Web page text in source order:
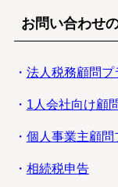
お問い合わせ
・ 法人税務顧問プ
・ 1人会社向け顧
・ 個人事業主顧問
・ 相続税申告